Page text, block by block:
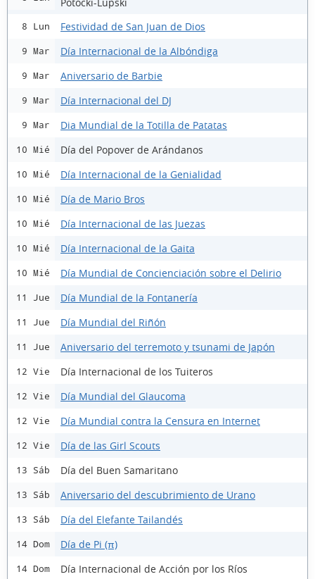
8 Lun Festividad de San Juan de Dios
9 Mar Día Internacional de la Albóndiga
9 Mar Aniversario de Barbie
9 Mar Día Internacional del DJ
9 Mar Dia Mundial de la Totilla de Patatas
10 Mié Día del Popover de Arándanos
10 Mié Día Internacional de la Genialidad
10 Mié Día de Mario Bros
10 Mié Día Internacional de las Juezas
10 Mié Día Internacional de la Gaita
10 Mié Día Mundial de Concienciación sobre el Delirio
11 Jue Día Mundial de la Fontanería
11 Jue Día Mundial del Riñón
11 Jue Aniversario del terremoto y tsunami de Japón
12 Vie Día Internacional de los Tuiteros
12 Vie Día Mundial del Glaucoma
12 Vie Día Mundial contra la Censura en Internet
12 Vie Día de las Girl Scouts
13 Sáb Día del Buen Samaritano
13 Sáb Aniversario del descubrimiento de Urano
13 Sáb Día del Elefante Tailandés
14 Dom Día de Pi (π)
14 Dom Día Internacional de Acción por los Ríos